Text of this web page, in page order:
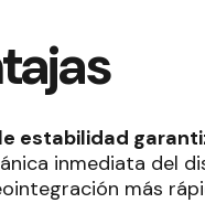
estabilidad
inmediata del
más